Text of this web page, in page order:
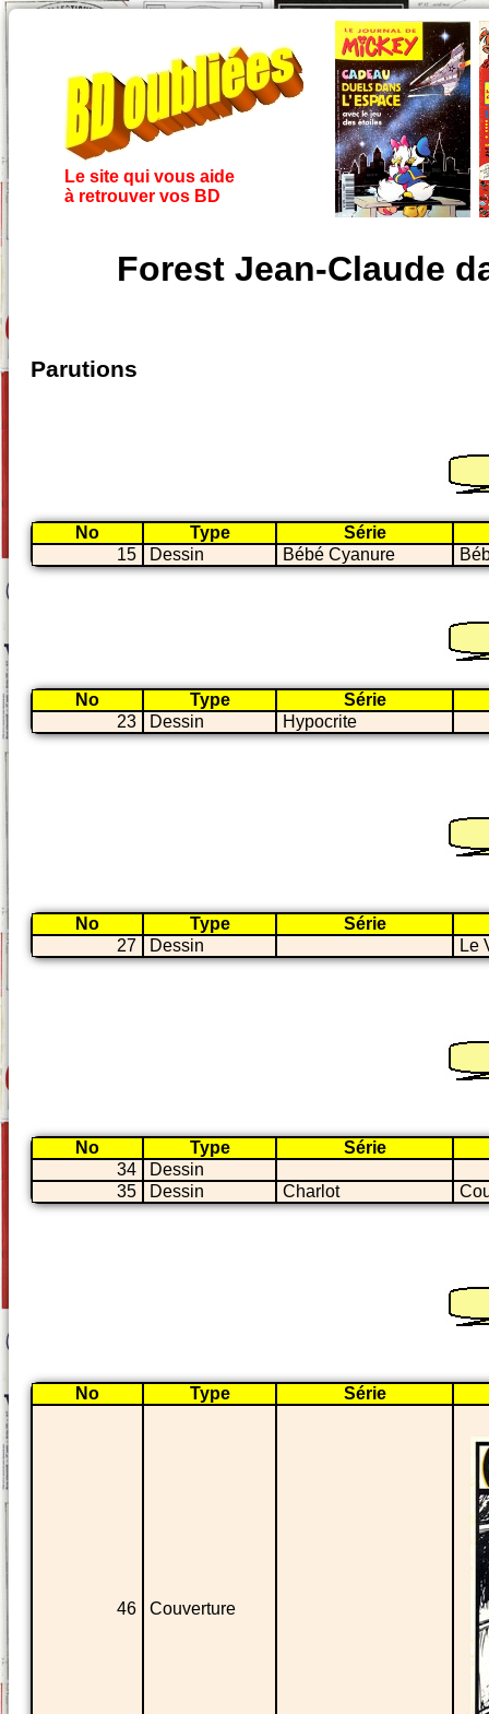
Le site qui vous aide
à retrouver vos BD
Forest Jean-Claude
Parutions
No Type
Série
15
Dessin Bébé Cyanure
No Type
Série
23
Dessin Hypocrite
No Type
Série
27
Dessin Le
No Type
Série
34
Dessin
35
Dessin Charlot
No Type Série
46 Couverture